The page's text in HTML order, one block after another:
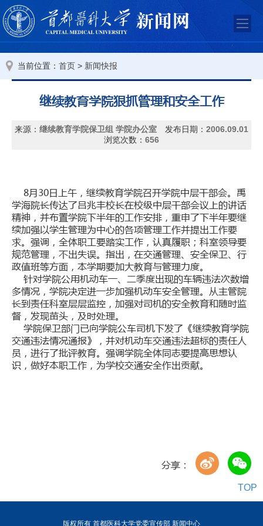
当前位置： 首页 > 新闻快报
继续教育学院狠抓管理和安全工作
来源： 继续教育学院保卫组 学院办公室 发布日期： 2006.09.01
浏览次数： 656
8月30日上午，继续教育学院召开学院中层干部会。禹
学海院长传达了吕兆丰校长在校级中层干部会议上的讲话
精神，并布置学院下半年的工作安排，重申了下半年要继
续加强以学生管理为中心的各项管理工作并提出工作要
求。强调，全体职工要踏实工作，认真履职；科室领导要
规范管理，不出失误。指出，在交通管理、安全保卫、行
政值班等方面，本学期要加大教育与管理力度。
针对学院公用机动车一、二季度出现的车辆违法次数增
多情况，学院决定进一步加强机动车安全管理。从主管院
长到责任科室层层监控，加强对司机的安全教育和随时监
督，发现苗头，及时处理。
学院保卫部门已向学院公车司机下发了《继续教育学院
交通违法情况通报》，并对机动车交通违法超标的责任人
员，进行了批评教育。强调学院全体同志要提高思想认
识，做好本职工作，为学校交通安全作出贡献。
分享：
版权所有 首都医科大学党委宣传部 新闻中心
TOP